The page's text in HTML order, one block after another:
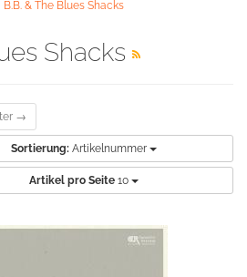
B.B. & The Blues Shacks
Shacks
→
Sortierung: Artikelnummer
Artikel pro Seite 10